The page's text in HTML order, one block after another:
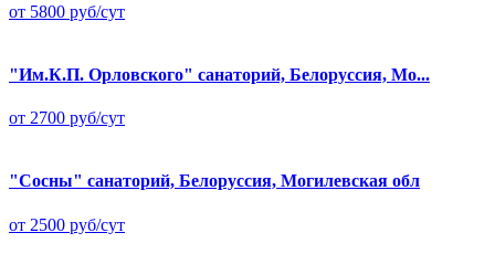
от 5800 руб/сут
"Им.К.П. Орловского" санаторий, Белоруссия, Мо...
от 2700 руб/сут
"Сосны" санаторий, Белоруссия, Могилевская обл
от 2500 руб/сут